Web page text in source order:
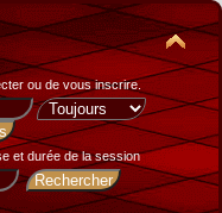
ou de vous inscrire.
et durée de la session